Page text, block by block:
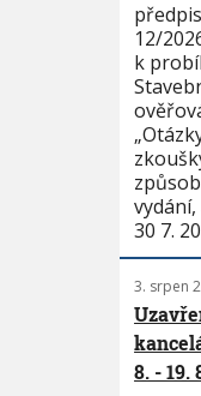
12/
k
30 7.
3. srpen
8. - 19.